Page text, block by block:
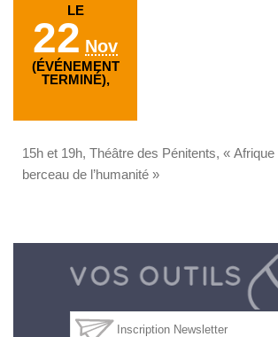
LE
22 Nov
(ÉVÉNEMENT
TERMINÉ),
15h et 19h, Théâtre des Pénitents, « Afrique
berceau de l’humanité »